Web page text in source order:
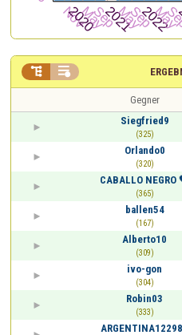
 
Gegner
Siegfried9
(325)
Orlando0
(320)
CABALLO NEGRO
(365)
ballen54
(167)
Alberto10
(309)
ivo-gon
(304)
Robin03
(333)